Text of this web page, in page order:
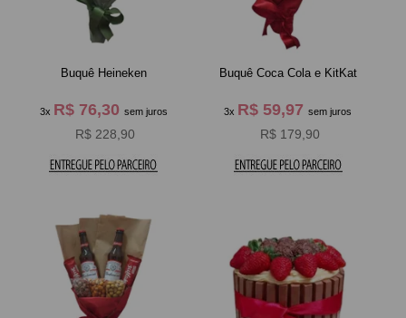
Buquê Heineken
3x R$ 76,30 sem juros
R$ 228,90
Buquê Coca Cola e KitKat
3x R$ 59,97sem juros
R$ 179,90